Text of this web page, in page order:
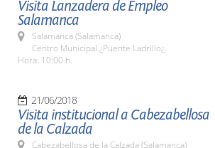
Visita Lanzadera de Empleo
Salamanca
Salamanca (Salamanca)
Centro Municipal ¿Puente Ladrillo¿.
Hora: 10:00 h.
21/06/2018
Visita institucional a Cabezabellosa
de la Calzada
Cabezabellosa de la Calzada (Salamanca)